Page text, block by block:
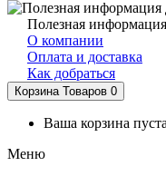
Полезная
О компании
Оплата и доставка
Как добраться
Корзина Товаров 0
Ваша корзина
Меню